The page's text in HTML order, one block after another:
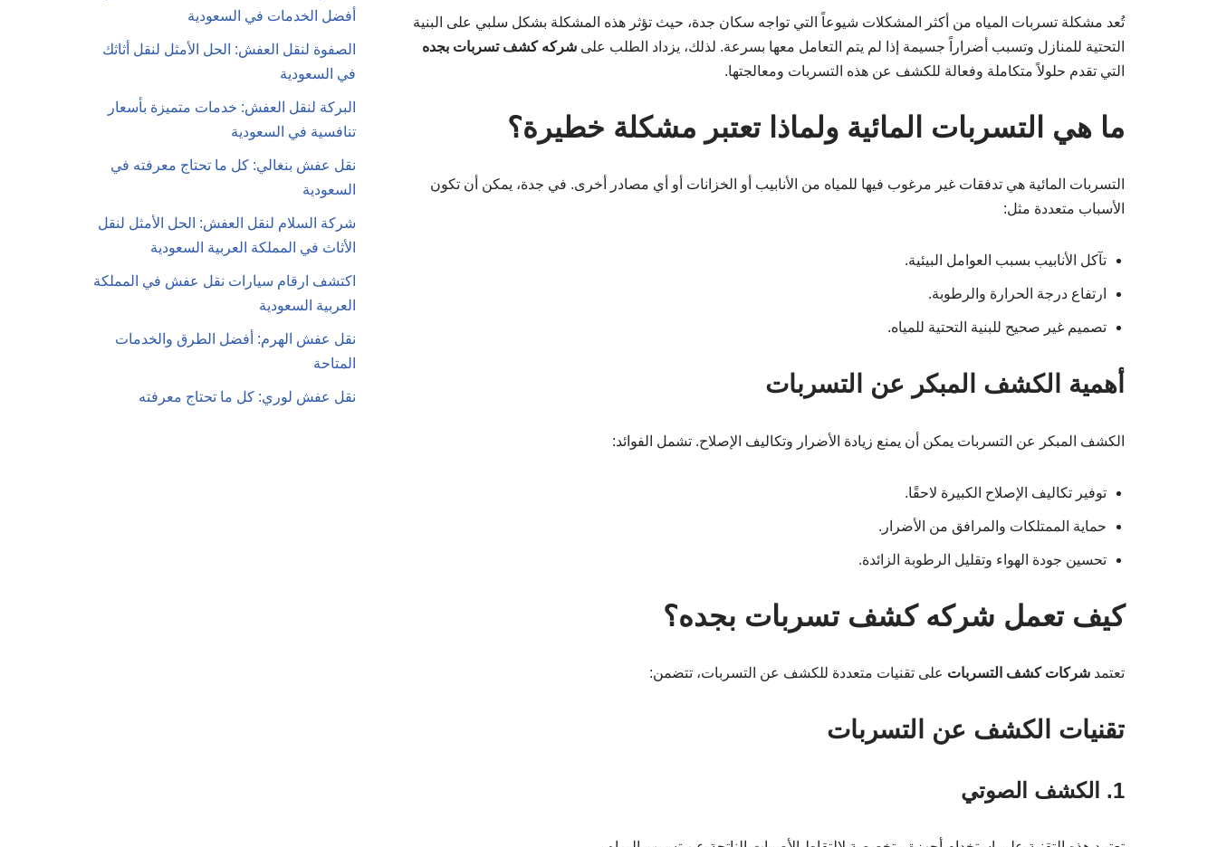
تُعد مشكلة تسربات المياه من أكثر المشكلات شيوعاً التي تواجه سكان جدة، حيث تؤثر هذه المشكلة بشكل سلبي على البنية
التحتية للمنازل وتسبب أضراراً جسيمة إذا لم يتم التعامل معها بسرعة. لذلك، يزداد الطلب على شركه كشف تسربات بجده
التي تقدم حلولاً متكاملة وفعالة للكشف عن هذه التسربات ومعالجتها.
ما هي التسربات المائية ولماذا تعتبر مشكلة خطيرة؟
التسربات المائية هي تدفقات غير مرغوب فيها للمياه من الأنابيب أو الخزانات أو أي مصادر أخرى. في جدة، يمكن أن تكون
الأسباب متعددة مثل:
تآكل الأنابيب بسبب العوامل البيئية.
ارتفاع درجة الحرارة والرطوبة.
تصميم غير صحيح للبنية التحتية للمياه.
أهمية الكشف المبكر عن التسربات
الكشف المبكر عن التسربات يمكن أن يمنع زيادة الأضرار وتكاليف الإصلاح. تشمل الفوائد:
توفير تكاليف الإصلاح الكبيرة لاحقًا.
حماية الممتلكات والمرافق من الأضرار.
تحسين جودة الهواء وتقليل الرطوبة الزائدة.
كيف تعمل شركه كشف تسربات بجده؟
تعتمد شركات كشف التسربات على تقنيات متعددة للكشف عن التسربات، تتضمن:
تقنيات الكشف عن التسربات
1. الكشف الصوتي
أفضل الخدمات في السعودية
الصفوة لنقل العفش: الحل الأمثل لنقل أثاثك
في السعودية
البركة لنقل العفش: خدمات متميزة بأسعار
تنافسية في السعودية
نقل عفش بنغالي: كل ما تحتاج معرفته في
السعودية
شركة السلام لنقل العفش: الحل الأمثل لنقل
الأثاث في المملكة العربية السعودية
اكتشف ارقام سيارات نقل عفش في المملكة
العربية السعودية
نقل عفش الهرم: أفضل الطرق والخدمات
المتاحة
نقل عفش لوري: كل ما تحتاج معرفته